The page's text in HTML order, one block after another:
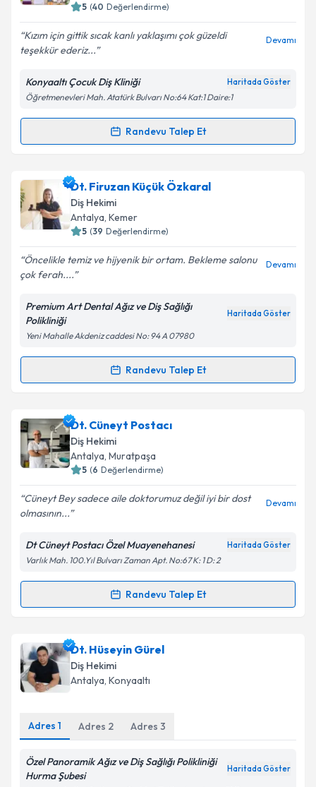
Kişisel verilerimin işlenmesine ilişkin
Aydınlatma
Metni'ni okudum ve kişisel verilerimin belirtilen
kapsamda işlenmesini kabul ediyorum.
5 (40 Değerlendirme)
Kızım için gittik sıcak kanlı yaklaşımı çok güzeldi
teşekkür ederiz...
Devamı
Konyaaltı Çocuk Diş Kliniği Haritada Göster
Öğretmenevleri Mah. Atatürk Bulvarı No:64 Kat:1 Daire:1
Randevu Talep Et
Randevu Takvimi Talebi
Uzm. Dr. Dt. Zeycan İrem Pişkinöz
takvimi talebi oluşturun. Size bu uzmandan randevu
almanız için bir takvim hazırlandığında e-posta ile
bilgilendireceğiz.
E-posta Adresiniz
Metni'ni okudum ve kişisel verilerimin belirtilen
kapsamda işlenmesini kabul ediyorum.
Dt. Firuzan Küçük Özkaral
Diş Hekimi
Antalya, Kemer
5 (39 Değerlendirme)
Öncelikle temiz ve hijyenik bir ortam. Bekleme salonu
çok ferah....
Devamı
Premium Art Dental Ağız ve Diş Sağlığı
Polikliniği
Haritada Göster
Yeni Mahalle Akdeniz caddesi No: 94 A 07980
Randevu Talep Et
Randevu Takvimi Talebi
Dt. Firuzan Küçük Özkaral
talebi oluşturun. Size bu uzmandan randevu almanız
için bir takvim hazırlandığında e-posta ile
bilgilendireceğiz.
E-posta Adresiniz
Kişisel verilerimin işlenmesine ilişkin
Metni'ni okudum ve kişisel verilerimin belirtilen
kapsamda işlenmesini kabul ediyorum.
Dt. Cüneyt Postacı
Diş Hekimi
Antalya, Muratpaşa
5 (6 Değerlendirme)
Cüneyt Bey sadece aile doktorumuz değil iyi bir dost
olmasının...
Devamı
Dt Cüneyt Postacı Özel Muayenehanesi Haritada Göster
Varlık Mah. 100.Yıl Bulvarı Zaman Apt. No:67 K: 1 D: 2
Randevu Talep Et
Randevu Takvimi Talebi
Dt. Cüneyt Postacıiçin randevu takvimi talebi
oluşturun. Size bu uzmandan randevu almanız için bir
takvim hazırlandığında e-posta ile bilgilendireceğiz.
Kişisel verilerimin işlenmesine ilişkin
Aydınlatma
Dt. Hüseyin Gürel
Diş Hekimi
Antalya, Konyaaltı
Adres 1 Adres 2 Adres 3
Özel Panoramik Ağız ve Diş Sağlığı Polikliniği
Hurma Şubesi
Haritada Göster